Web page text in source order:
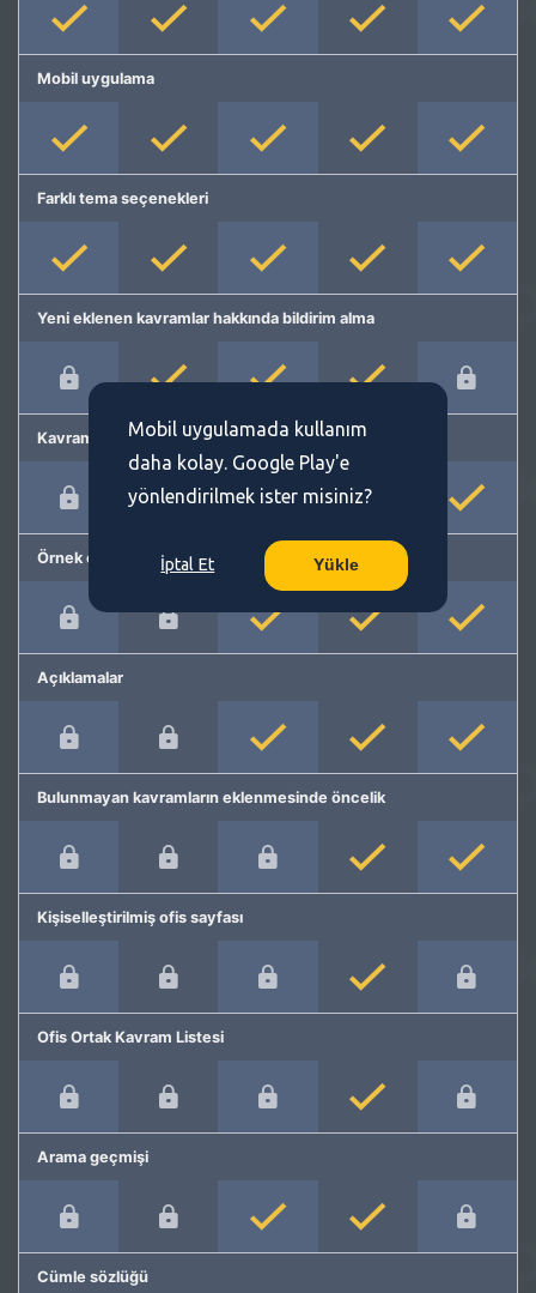
Mobil uygulama
Farklı tema seçenekleri
Yeni eklenen kavramlar hakkında bildirim alma
Kavram önerme
Örnek cümleler
Açıklamalar
Bulunmayan kavramların eklenmesinde öncelik
Kişiselleştirilmiş ofis sayfası
Ofis Ortak Kavram Listesi
Arama geçmişi
Cümle sözlüğü
Mobil uygulamada kullanım
daha kolay. Google Play'e
yönlendirilmek ister misiniz?
İptal Et Yükle